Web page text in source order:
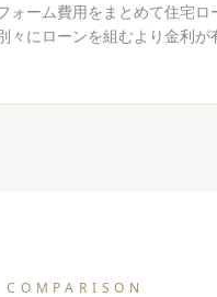
ォーム費用をまとめて住宅ロ
々にローンを組むより金利が
COMPARISON